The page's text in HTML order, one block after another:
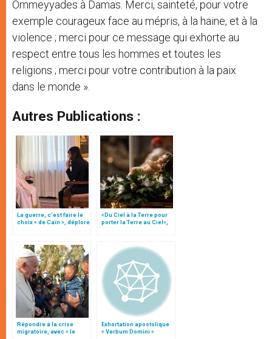
Ommeyyades à Damas. Merci, sainteté, pour votre
exemple courageux face au mépris, à la haine, et à la
violence ; merci pour ce message qui exhorte au
respect entre tous les hommes et toutes les
religions ; merci pour votre contribution à la paix
dans le monde ».
Autres Publications :
La guerre, c’est faire le
choix « de Caïn », déplore
«Du Ciel à la Terre pour
porter la Terre au Ciel»,
Répondre à la crise
migratoire, avec « le
Exhortation apostolique
« Verbum Domini »